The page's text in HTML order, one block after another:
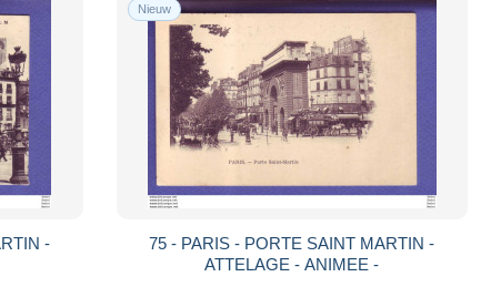
Nieuw
75 - PARIS - PORTE SAINT MARTIN -
ATTELAGE - ANIMEE -